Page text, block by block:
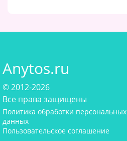
Anytos.ru
© 2012-2026
Все права защищены
Политика обработки персональных
данных
Пользовательское соглашение